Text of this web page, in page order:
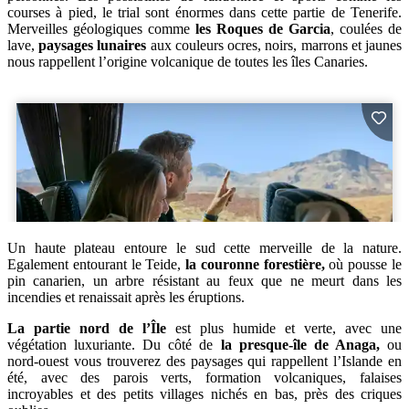
courses à pied, le trial sont énormes dans cette partie de Tenerife.
Merveilles géologiques comme les Roques de Garcia, coulées de
lave,paysages lunaires aux couleurs ocres, noirs, marrons et jaunes
nous rappellent l’origine volcanique de toutes les îles Canaries.
Un haute plateau entoure le sud cette merveille de la nature.
Egalement entourant le Teide,la couronne forestière,où pousse le
pin canarien, un arbre résistant au feux que ne meurt dans les
incendies et renaissait après les éruptions.
La partie nord de l’Île est plus humide et verte, avec une
végétation luxuriante. Du côté de la presque-île de Anaga,ou
nord-ouest vous trouverez des paysages qui rappellent l’Islande en
été, avec des parois verts, formation volcaniques, falaises
incroyables et des petits villages nichés en bas, près des criques